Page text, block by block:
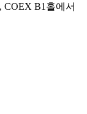
COEX B1홀에서